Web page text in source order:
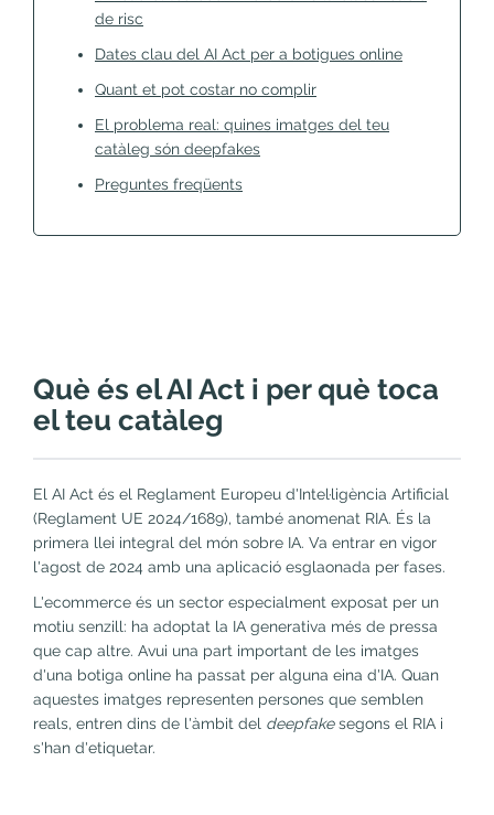
de risc
Dates clau del AI Act per a botigues online
Quant et pot costar no complir
El problema real: quines imatges del teu
catàleg són deepfakes
Preguntes freqüents
Què és el AI Act i per què toca
el teu catàleg
El AI Act és el Reglament Europeu d'Intel·ligència Artificial
(Reglament UE 2024/1689), també anomenat RIA. És la
primera llei integral del món sobre IA. Va entrar en vigor
l'agost de 2024 amb una aplicació esglaonada per fases.
L'ecommerce és un sector especialment exposat per un
motiu senzill: ha adoptat la IA generativa més de pressa
que cap altre. Avui una part important de les imatges
d'una botiga online ha passat per alguna eina d'IA. Quan
aquestes imatges representen persones que semblen
reals, entren dins de l'àmbit del deepfakesegons el RIA i
s'han d'etiquetar.